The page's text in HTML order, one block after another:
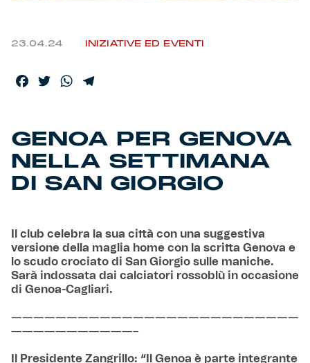
23.04.24 INIZIATIVE ED EVENTI
Facebook
TwitterWhatsApp
GENOA PER GENOVA
NELLA SETTIMANA
DI SAN GIORGIO
Il club celebra la sua città con una suggestiva
versione della maglia home con la scritta Genova e
lo scudo crociato di San Giorgio sulle maniche.
Sarà indossata dai calciatori rossoblù in occasione
di Genoa-Cagliari.
——————————————————————————
———————————–
Il Presidente Zangrillo: “Il Genoa è parte integrante